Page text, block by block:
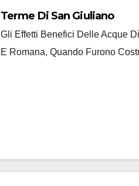
Terme Di San Giuliano
Gli Effetti Benefici Delle Acque
E Romana, Quando Furono